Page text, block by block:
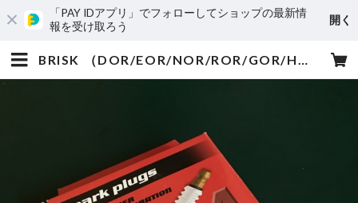
「PAY IDアプリ」でフォローしてショップの最新情
報を受け取ろう
開く
BRISK （DOR/EOR/NOR/ROR/GOR/HOR/LOR）ブリスク LGSシリーズ スパークプラグ | レースクラフターズジャパン オフィシャルEC